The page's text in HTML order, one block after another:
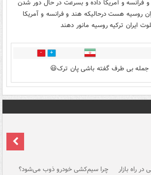
فرانسه و آمریکا داده و بسرعت در حال دور شدن
روسیه هست درحالیکه هند و فرانسه و آمریکا
ایران ترکیه روسیه مانور دهند
3
جمله بی طرف گفته باشی پان ترک😃
راه بازار چرا سیم‌کشی خودرو ذوب می‌شود؟